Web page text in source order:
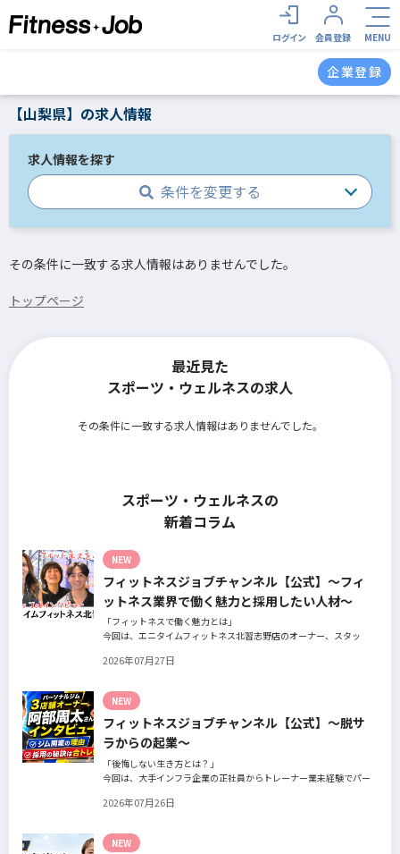
ログイン 会員登録 MENU
企業登録
【山梨県】の求人情報
求人情報を探す
条件を変更する
その条件に一致する求人情報はありませんでした。
トップページ
最近見た
スポーツ・ウェルネスの求人
その条件に一致する求人情報はありませんでした。
スポーツ・ウェルネスの
新着コラム
NEW
フィットネスジョブチャンネル【公式】～フィ
ットネス業界で働く魅力と採用したい人材～
「フィットネスで働く魅力とは」
今回は、エニタイムフィットネス北習志野店のオーナー、スタッ
についてインタビュー。オーナー様からはスタッフの採用基準、実
はそのスタッフの皆様がつくる施設やフィットネスについての魅力
を語っていただきました。
2026年07月27日
NEW
フィットネスジョブチャンネル【公式】～脱サ
ラからの起業～
「後悔しない生き方とは？」
今回は、大手インフラ企業の正社員からトレーナー業未経験でパー
の阿部周大さんへインタビュー。
2026年07月26日
NEW